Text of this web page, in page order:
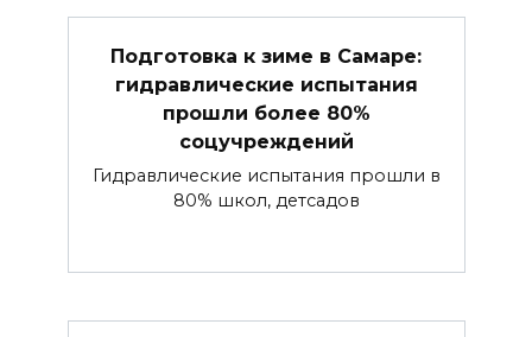
Подготовка к зиме в Самаре:
гидравлические испытания
прошли более 80%
соцучреждений
Гидравлические испытания прошли в
80% школ, детсадов